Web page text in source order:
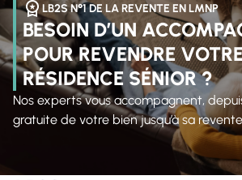
LB2S N°1 DE LA REVENTE EN LMNP
BESOIN D’UN
POUR REVENDRE
RÉSIDENCE SÉNIOR ?
Nos experts vous accompagnent,
gratuite de votre bien jusqu’à sa